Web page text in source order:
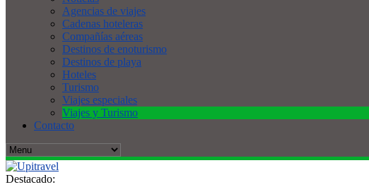
Agencias de viajes
Cadenas hoteleras
Compañías aéreas
Destinos de enoturismo
Destinos de playa
Hoteles
Turismo
Viajes especiales
Viajes y Turismo
Contacto
Destacado: